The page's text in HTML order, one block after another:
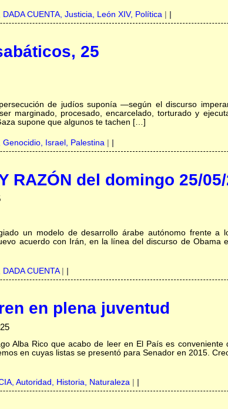
DADA CUENTA, Justicia, León XIV, Política
25
de judíos suponía ―según el discurso
marginado, procesado, encarcelado, torturado y
supone que algunos te tachen […]
Genocidio, Israel, Palestina | |
RAZÓN del domingo 25/
un modelo de desarrollo árabe autónomo frente a
acuerdo con Irán, en la línea del discurso de Obama
DADA CUENTA| |
en plena juventud
Alba Rico que acabo de leer en El País es conveniente
en cuyas listas se presentó para Senador en 2015.
Autoridad, Historia, Naturaleza | |